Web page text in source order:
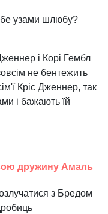
узами шлюбу?
і Корі Гембл
не бентежить
Кріс Дженнер, так
і бажають їй
дружину Амаль
з Бредом